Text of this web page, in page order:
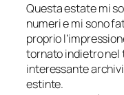
Questa estate mi
numeri e mi sono
proprio
tornato indietro nel
interessante
estinte.